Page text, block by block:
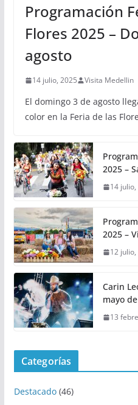
Programación
Flores 2025 –
agosto
14 julio, 2025 Visita Medellin
El domingo 3 de agosto
color en la Feria de las
2025 –
14 julio,
2025 –
12 julio,
Carin
mayo
13
Categorías
Destacado(46)